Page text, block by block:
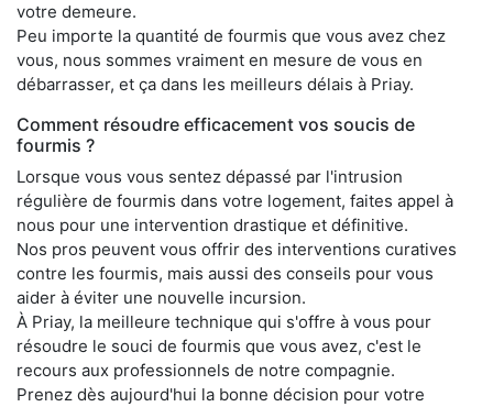
votre demeure.
Peu importe la quantité de fourmis que vous avez chez
vous, nous sommes vraiment en mesure de vous en
débarrasser, et ça dans les meilleurs délais à Priay.
Comment résoudre efficacement vos soucis de
fourmis ?
Lorsque vous vous sentez dépassé par l'intrusion
régulière de fourmis dans votre logement, faites appel à
nous pour une intervention drastique et définitive.
Nos pros peuvent vous offrir des interventions curatives
contre les fourmis, mais aussi des conseils pour vous
aider à éviter une nouvelle incursion.
À Priay, la meilleure technique qui s'offre à vous pour
résoudre le souci de fourmis que vous avez, c'est le
recours aux professionnels de notre compagnie.
Prenez dès aujourd'hui la bonne décision pour votre